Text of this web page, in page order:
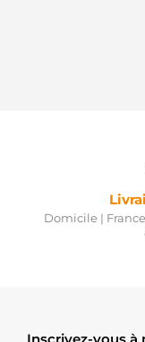
Domicile |